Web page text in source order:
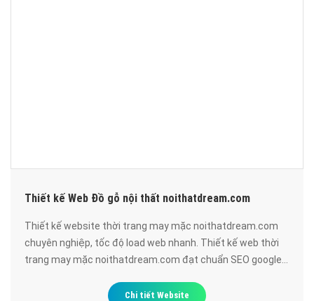
Thiết kế Web Đồ gỗ nội thất noithatdream.com
Thiết kế website thời trang may mặc noithatdream.com
chuyên nghiệp, tốc độ load web nhanh. Thiết kế web thời
trang may mặc noithatdream.com đạt chuẩn SEO google,
Chi tiết Website